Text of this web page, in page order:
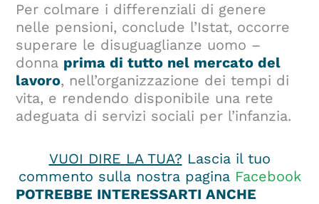
Per colmare i differenziali di genere
nelle pensioni, conclude l’Istat, occorre
superare le disuguaglianze uomo –
donna prima di tutto nel mercato del
lavoro, nell’organizzazione dei tempi di
vita, e rendendo disponibile una rete
adeguata di servizi sociali per l’infanzia.
VUOI DIRE LA TUA? Lascia il tuo
commento sulla nostra pagina Facebook
POTREBBE INTERESSARTI ANCHE